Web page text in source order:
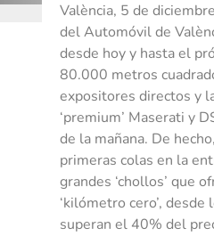
València, 5 de
del Automóvil de
desde hoy y hasta el
80.000 metros
expositores directos y
‘premium’ Maserati y
de la mañana. De
primeras colas en la
grandes ‘chollos’ que
‘kilómetro cero’,
superan el 40% del